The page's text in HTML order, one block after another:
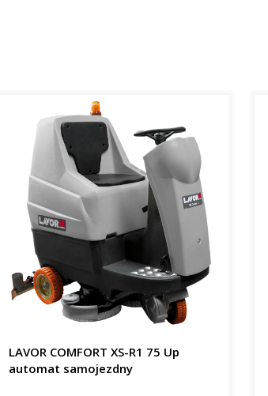
LAVOR COMFORT XS-R1 75 Up
automat samojezdny